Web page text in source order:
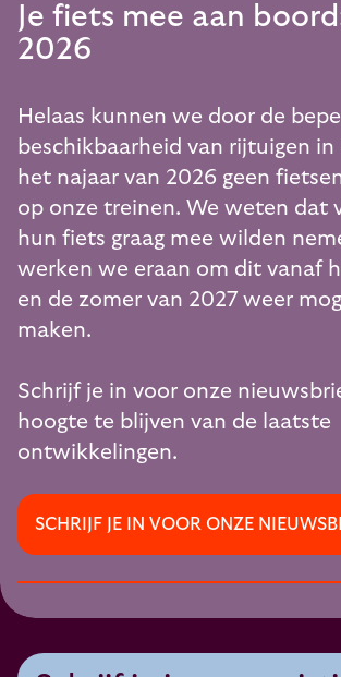
Je fiets mee aan
2026
Helaas kunnen we door de
beschikbaarheid van rijtuigen in
het najaar van 2026 geen
op onze treinen. We weten dat
hun fiets graag mee wilden
werken we eraan om dit vanaf
en de zomer van 2027 weer
maken.
Schrijf je in voor onze
hoogte te blijven van de laatste
ontwikkelingen.
SCHRIJF JE IN VOOR ONZE